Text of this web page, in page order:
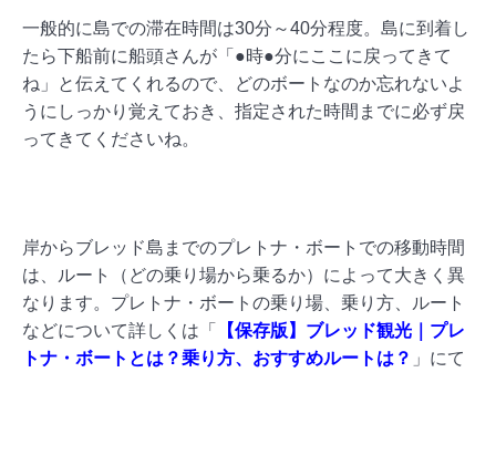
一般的に島での滞在時間は30分～40分程度。島に到着し
たら下船前に船頭さんが「●時●分にここに戻ってきて
ね」と伝えてくれるので、どのボートなのか忘れないよ
うにしっかり覚えておき、指定された時間までに必ず戻
ってきてくださいね。
岸からブレッド島までのプレトナ・ボートでの移動時間
は、ルート（どの乗り場から乗るか）によって大きく異
なります。プレトナ・ボートの乗り場、乗り方、ルート
などについて詳しくは「
【保存版】ブレッド観光｜プレ
トナ・ボートとは？乗り方、おすすめルートは？ 」にて